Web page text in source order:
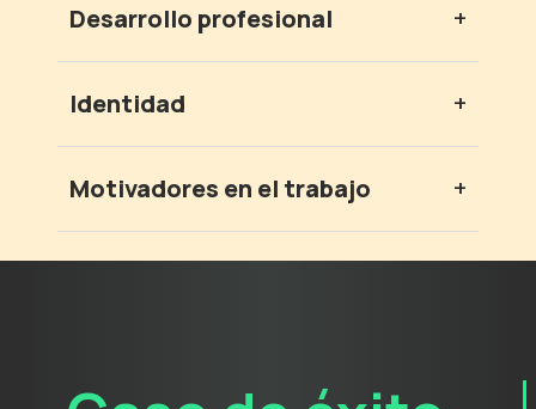
Desarrollo profesional +
Identidad +
Motivadores en el trabajo +